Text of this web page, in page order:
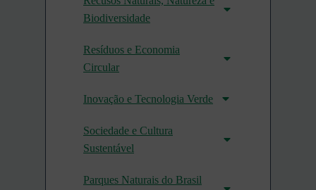
Biodiversidade
Resíduos e Economia
Circular
Inovação e Tecnologia Verde
Sociedade e Cultura
Sustentável
Parques Naturais do Brasil